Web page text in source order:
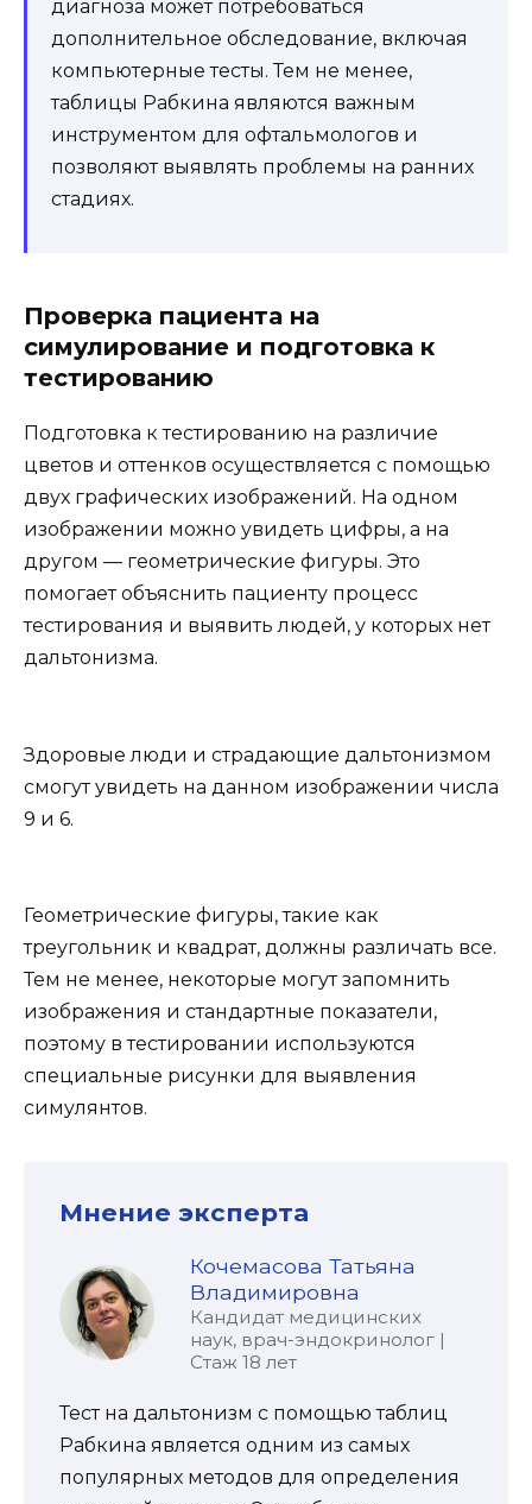
диагноза может потребоваться
дополнительное обследование, включая
компьютерные тесты. Тем не менее,
таблицы Рабкина являются важным
инструментом для офтальмологов и
позволяют выявлять проблемы на ранних
стадиях.
Проверка пациента на
симулирование и подготовка к
тестированию
Подготовка к тестированию на различие
цветов и оттенков осуществляется с помощью
двух графических изображений. На одном
изображении можно увидеть цифры, а на
другом — геометрические фигуры. Это
помогает объяснить пациенту процесс
тестирования и выявить людей, у которых нет
дальтонизма.
Здоровые люди и страдающие дальтонизмом
смогут увидеть на данном изображении числа
9 и 6.
Геометрические фигуры, такие как
треугольник и квадрат, должны различать все.
Тем не менее, некоторые могут запомнить
изображения и стандартные показатели,
поэтому в тестировании используются
специальные рисунки для выявления
симулянтов.
Мнение эксперта
Кочемасова Татьяна
Владимировна
Кандидат медицинских
наук, врач-эндокринолог |
Стаж 18 лет
Тест на дальтонизм с помощью таблиц
Рабкина является одним из самых
популярных методов для определения